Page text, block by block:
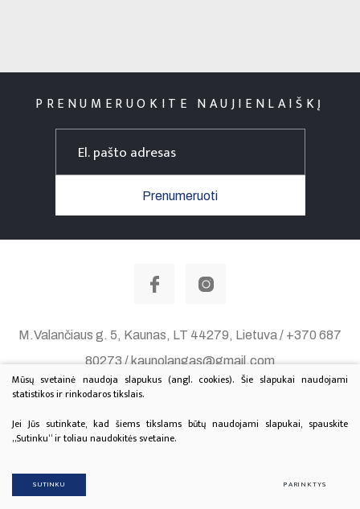
PRENUMERUOKITE NAUJIENLAIŠKĮ
Prenumeruoti
M.Valančiaus g. 5, Kaunas, LT 44279, Lietuva / +370 687
80273 / kaunolangas@gmail.com
Duomenų apsauga
Projektą finansuoja Lietuvos Kultūros Taryba.
Mūsų svetainė naudoja slapukus (angl. cookies). Šie slapukai naudojami
statistikos ir rinkodaros tikslais.
Jei Jūs sutinkate, kad šiems tikslams būtų naudojami slapukai, spauskite
„Sutinku“ ir toliau naudokitės svetaine.
SUTINKU PARINKTYS